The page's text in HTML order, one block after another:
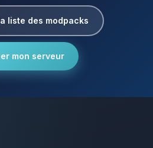
liste des modpacks
mon serveur